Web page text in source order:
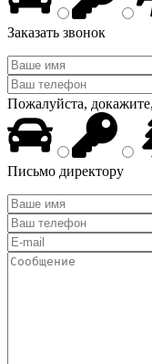
Заказать звонок
Пожалуйста,
Письмо директору